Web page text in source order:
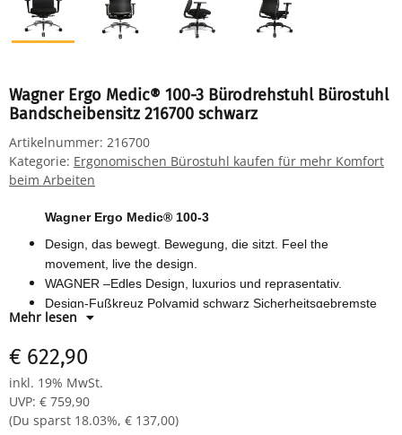
Wagner Ergo Medic® 100-3 Bürodrehstuhl Bürostuhl
Bandscheibensitz 216700 schwarz
Artikelnummer: 216700
Kategorie: Ergonomischen Bürostuhl kaufen für mehr Komfort
beim Arbeiten
Wagner Ergo Medic® 100-3
Design, das bewegt. Bewegung, die sitzt. Feel the
movement, live the design.
WAGNER –Edles Design, luxurios und reprasentativ.
Design-Fußkreuz Polyamid schwarz Sicherheitsgebremste
Doppelrollen Hartbodenrollen groß
Abmessung: Sitzhöhe: 43 - 52 cm Sitzbreite: 48 cm Sitztiefe
48 - 55 cm Lehnenhöhe 66 - 72 cm Gesamthöhe 129 - 144
cm
Farbe: schwarz
Mehr lesen
€ 622,90
inkl. 19% MwSt.
UVP: € 759,90
(Du sparst 18.03%, € 137,00)